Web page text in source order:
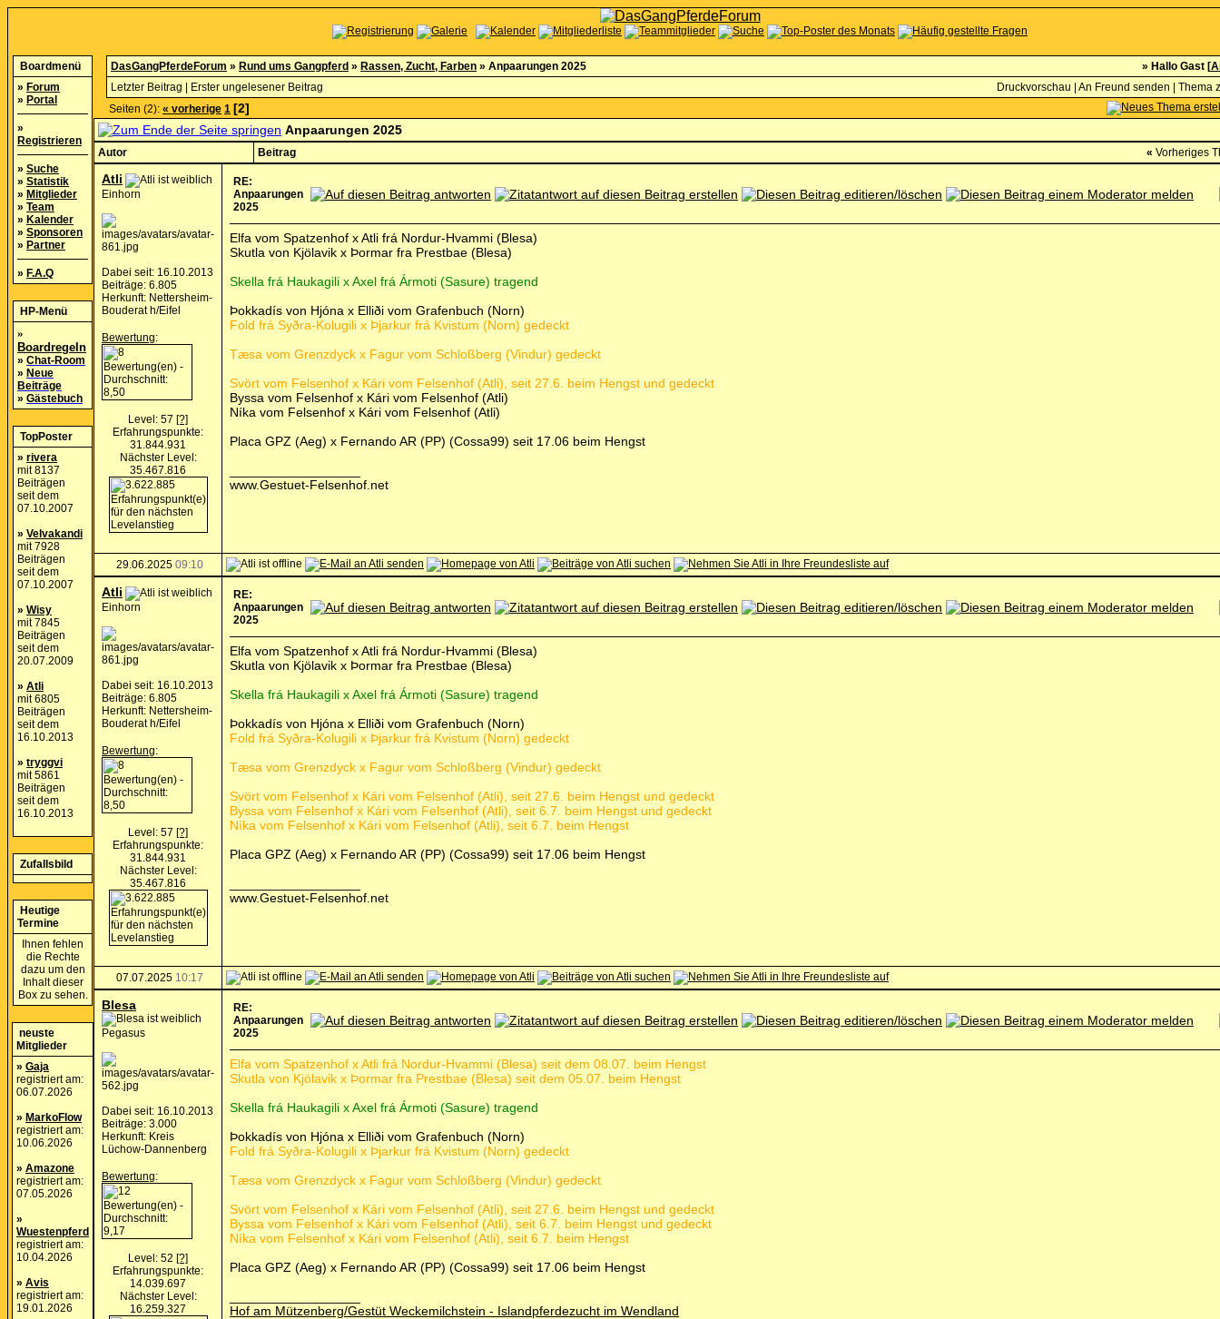
Boardmenü
» Forum
» Portal
»
Registrieren
» Suche
» Statistik
» Mitglieder
» Team
» Kalender
» Sponsoren
» Partner
» F.A.Q
HP-Menü
»
Boardregeln
» Chat-Room
» Neue
Beiträge
» Gästebuch
TopPoster
» rivera
mit 8137
Beiträgen
seit dem
07.10.2007
» Velvakandi
mit 7928
Beiträgen
seit dem
07.10.2007
» Wisy
mit 7845
Beiträgen
seit dem
20.07.2009
» Atli
mit 6805
Beiträgen
seit dem
16.10.2013
» tryggvi
mit 5861
Beiträgen
seit dem
16.10.2013
Zufallsbild
Heutige
Termine
Ihnen fehlen
die Rechte
dazu um den
Inhalt dieser
Box zu sehen.
neuste
Mitglieder
» Gaja
registriert am:
06.07.2026
» MarkoFlow
registriert am:
10.06.2026
» Amazone
registriert am:
07.05.2026
»
Wuestenpferd
registriert am:
10.04.2026
» Avis
registriert am:
19.01.2026
DasGangPferdeForum » Rund ums Gangpferd » Rassen, Zucht, Farben » Anpaarungen 2025 » Hallo Gast [
Letzter Beitrag
Erster ungelesener Beitrag Druckvorschau An Freund senden
Thema
Seiten (2): « vorherige 1 [2]
Anpaarungen 2025
Autor Beitrag « Vorheriges
Atli
Einhorn
Dabei seit: 16.10.2013
Beiträge: 6.805
Herkunft: Nettersheim-
Bouderat h/Eifel
Bewertung:
Level: 57 [?]
Erfahrungspunkte:
31.844.931
Nächster Level:
35.467.816
RE:
Anpaarungen
2025
Elfa vom Spatzenhof x Atli frá Nordur-Hvammi (Blesa)
Skutla von Kjölavik x Þormar fra Prestbae (Blesa)
Skella frá Haukagili x Axel frá Ármoti (Sasure) tragend
Þokkadís von Hjóna x Elliði vom Grafenbuch (Norn)
Fold frá Syðra-Kolugili x Þjarkur frá Kvistum (Norn) gedeckt
Tæsa vom Grenzdyck x Fagur vom Schloßberg (Vindur) gedeckt
Svört vom Felsenhof x Kári vom Felsenhof (Atli), seit 27.6. beim Hengst und gedeckt
Byssa vom Felsenhof x Kári vom Felsenhof (Atli)
Níka vom Felsenhof x Kári vom Felsenhof (Atli)
Placa GPZ (Aeg) x Fernando AR (PP) (Cossa99) seit 17.06 beim Hengst
www.Gestuet-Felsenhof.net
29.06.2025 09:10
Atli
Einhorn
Dabei seit: 16.10.2013
Beiträge: 6.805
Herkunft: Nettersheim-
Bouderat h/Eifel
Bewertung:
Level: 57 [?]
Erfahrungspunkte:
31.844.931
Nächster Level:
35.467.816
RE:
Anpaarungen
2025
Elfa vom Spatzenhof x Atli frá Nordur-Hvammi (Blesa)
Skutla von Kjölavik x Þormar fra Prestbae (Blesa)
Skella frá Haukagili x Axel frá Ármoti (Sasure) tragend
Þokkadís von Hjóna x Elliði vom Grafenbuch (Norn)
Fold frá Syðra-Kolugili x Þjarkur frá Kvistum (Norn) gedeckt
Tæsa vom Grenzdyck x Fagur vom Schloßberg (Vindur) gedeckt
Svört vom Felsenhof x Kári vom Felsenhof (Atli), seit 27.6. beim Hengst und gedeckt
Byssa vom Felsenhof x Kári vom Felsenhof (Atli), seit 6.7. beim Hengst und gedeckt
Níka vom Felsenhof x Kári vom Felsenhof (Atli), seit 6.7. beim Hengst
Placa GPZ (Aeg) x Fernando AR (PP) (Cossa99) seit 17.06 beim Hengst
www.Gestuet-Felsenhof.net
07.07.2025 10:17
Blesa
Pegasus
Dabei seit: 16.10.2013
Beiträge: 3.000
Herkunft: Kreis
Lüchow-Dannenberg
Bewertung:
Level: 52 [?]
Erfahrungspunkte:
14.039.697
Nächster Level:
16.259.327
RE:
Anpaarungen
2025
Elfa vom Spatzenhof x Atli frá Nordur-Hvammi (Blesa) seit dem 08.07. beim Hengst
Skutla von Kjölavik x Þormar fra Prestbae (Blesa) seit dem 05.07. beim Hengst
Skella frá Haukagili x Axel frá Ármoti (Sasure) tragend
Þokkadís von Hjóna x Elliði vom Grafenbuch (Norn)
Fold frá Syðra-Kolugili x Þjarkur frá Kvistum (Norn) gedeckt
Tæsa vom Grenzdyck x Fagur vom Schloßberg (Vindur) gedeckt
Svört vom Felsenhof x Kári vom Felsenhof (Atli), seit 27.6. beim Hengst und gedeckt
Byssa vom Felsenhof x Kári vom Felsenhof (Atli), seit 6.7. beim Hengst und gedeckt
Níka vom Felsenhof x Kári vom Felsenhof (Atli), seit 6.7. beim Hengst
Placa GPZ (Aeg) x Fernando AR (PP) (Cossa99) seit 17.06 beim Hengst
Hof am Mützenberg/Gestüt Weckemilchstein - Islandpferdezucht im Wendland